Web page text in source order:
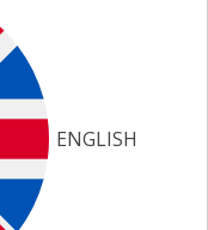
ENGLISH